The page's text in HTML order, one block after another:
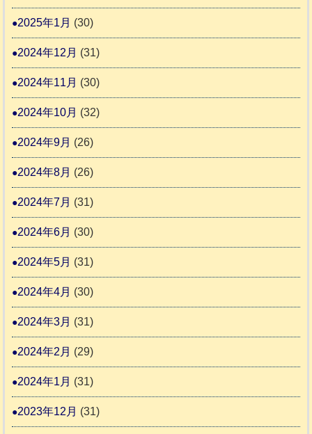
2025年1月 (30)
2024年12月 (31)
2024年11月 (30)
2024年10月 (32)
2024年9月 (26)
2024年8月 (26)
2024年7月 (31)
2024年6月 (30)
2024年5月 (31)
2024年4月 (30)
2024年3月 (31)
2024年2月 (29)
2024年1月 (31)
2023年12月 (31)